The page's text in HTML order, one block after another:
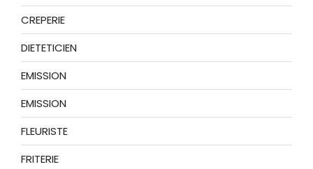
CREPERIE
DIETETICIEN
EMISSION
EMISSION
FLEURISTE
FRITERIE